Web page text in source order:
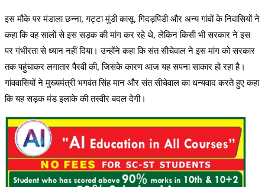
इस मौके पर मंडाला छन्ना, गट्टा मुंडी कासू, गिदड़पिंडी और अन्य गांवों के निवासियों ने
कहा कि वह सालों से इस सड़क की मांग कर रहे थे, लेकिन किसी भी सरकार ने इस
पर गंभीरता से ध्यान नहीं दिया। उन्होंने कहा कि संत सीचेवाल ने इस मांग को सरकार
तक पहुंचाकर लगातार पैरवी की, जिसके कारण आज यह सपना साकार हो रहा है।
गांववासियों ने मुख्यमंत्री भगवंत सिंह मान और संत सीचेवाल का धन्यवाद करते हुए कहा
कि यह सड़क मंड इलाके की तस्वीर बदल देगी।